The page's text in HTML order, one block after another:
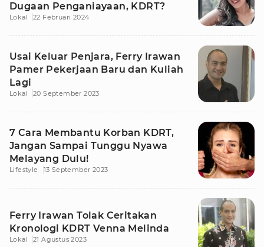
Dugaan Penganiayaan, KDRT?
Lokal 22 Februari 2024
Usai Keluar Penjara, Ferry Irawan
Pamer Pekerjaan Baru dan Kuliah
Lagi
Lokal 20 September 2023
7 Cara Membantu Korban KDRT,
Jangan Sampai Tunggu Nyawa
Melayang Dulu!
Lifestyle 13 September 2023
Ferry Irawan Tolak Ceritakan
Kronologi KDRT Venna Melinda
Lokal 21 Agustus 2023